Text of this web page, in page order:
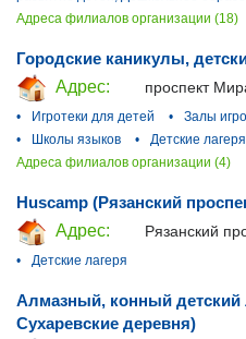
Адреса филиалов организации (18)
Городские каникулы,
Адрес:
проспект
•
Игротеки для детей •
Залы
•
Школы языков • Детские лагеря
Адреса филиалов организации (4)
Huscamp (Рязанский
Адрес:
Рязанский
•
Детские лагеря
Алмазный, конный детский
Сухаревские деревня)